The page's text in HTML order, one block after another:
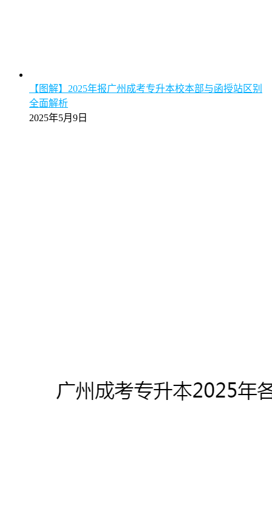
【图解】2025年报广州成考专升本校本部与函授站区别
全面解析
2025年5月9日